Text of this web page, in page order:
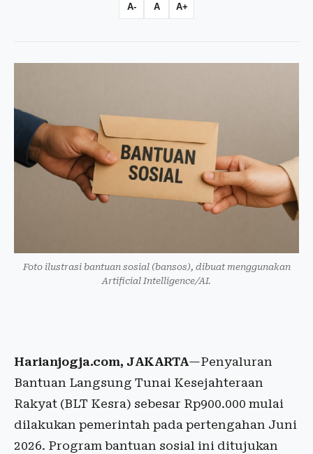
A- A A+
Foto ilustrasi bantuan sosial (bansos), dibuat menggunakan
Artificial Intelligence/AI.
Harianjogja.com, JAKARTA—Penyaluran
Bantuan Langsung Tunai Kesejahteraan
Rakyat (BLT Kesra) sebesar Rp900.000 mulai
dilakukan pemerintah pada pertengahan Juni
2026. Program bantuan sosial ini ditujukan